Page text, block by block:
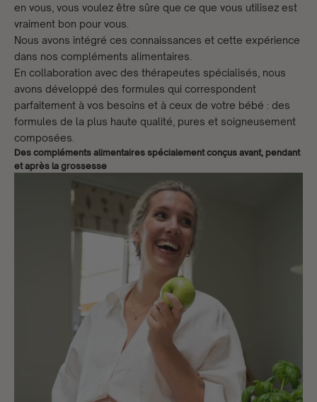
en vous, vous voulez être sûre que ce que vous utilisez est
vraiment bon pour vous.
Nous avons intégré ces connaissances et cette expérience
dans nos compléments alimentaires.
En collaboration avec des thérapeutes spécialisés, nous
avons développé des formules qui correspondent
parfaitement à vos besoins et à ceux de votre bébé : des
formules de la plus haute qualité, pures et soigneusement
composées.
Des compléments alimentaires spécialement conçus avant, pendant
et après la grossesse